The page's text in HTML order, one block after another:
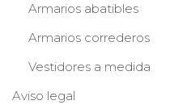
Armarios abatibles
Armarios correderos
Vestidores a medida
Aviso legal